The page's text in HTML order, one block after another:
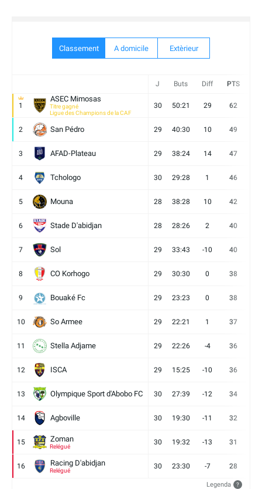
Classement A domicile Extèrieur
J Buts Diff PTS
1
ASEC Mimosas
Titre gagné
Ligue des Champions de la CAF
30 50:21 29 62
2 San Pédro 29 40:30 10 49
3 AFAD-Plateau 29 38:24 14 47
4 Tchologo 30 29:28 1 46
5 Mouna 28 38:28 10 42
6 Stade D'abidjan 28 28:26 2 40
7 Sol 29 33:43 -10 40
8 CO Korhogo 29 30:30 0 38
9 Bouaké Fc 29 23:23 0 38
10 So Armee 29 22:21 1 37
11 Stella Adjame 29 22:26 -4 36
12 ISCA 29 15:25 -10 36
13 Olympique Sport d'Abobo FC 30 27:39 -12 34
14 Agboville 30 19:30 -11 32
15 Zoman
Relégué
30 19:32 -13 31
16 Racing D'abidjan
Relégué
30 23:30 -7 28
Legenda ?